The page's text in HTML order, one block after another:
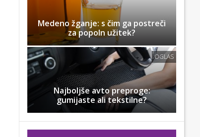
Medeno žganje: s čim ga postreči
za popoln užitek?
OGLAS
Najboljše avto preproge:
gumijaste ali tekstilne?